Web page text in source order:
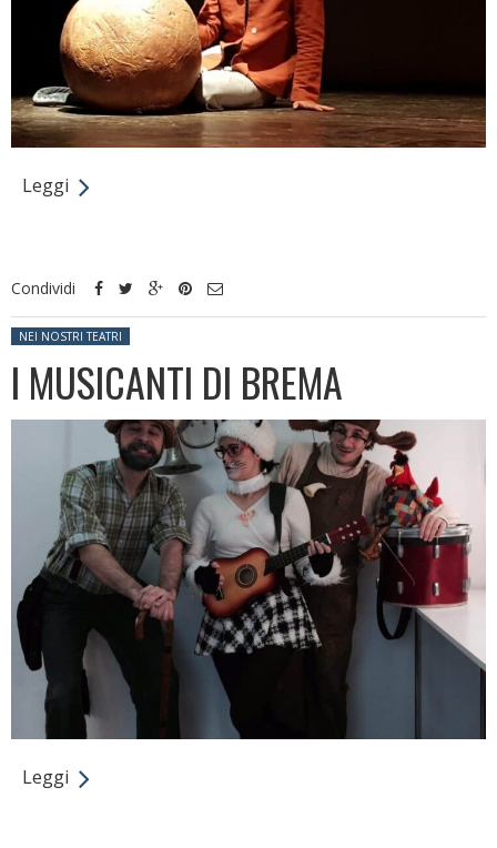
Leggi
Condividi
Posted in:
NEI NOSTRI TEATRI
I MUSICANTI DI BREMA
Leggi